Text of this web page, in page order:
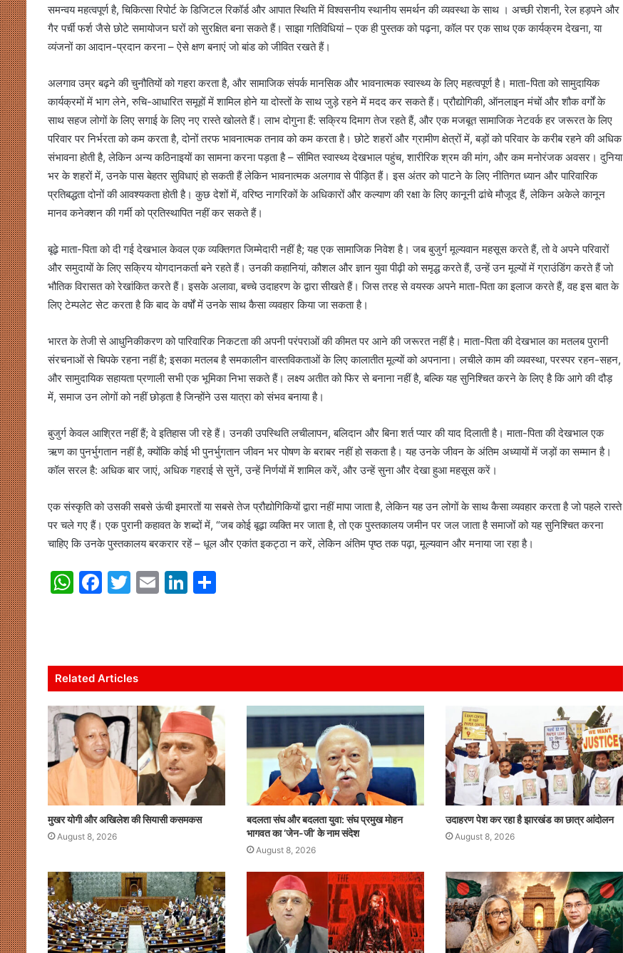
समन्वय महत्वपूर्ण है, चिकित्सा रिपोर्ट के डिजिटल रिकॉर्ड और आपात स्थिति में विश्वसनीय स्थानीय समर्थन की व्यवस्था के साथ । अच्छी रोशनी, रेल हड़पने और
गैर पर्ची फर्श जैसे छोटे समायोजन घरों को सुरक्षित बना सकते हैं। साझा गतिविधियां – एक ही पुस्तक को पढ़ना, कॉल पर एक साथ एक कार्यक्रम देखना, या
व्यंजनों का आदान-प्रदान करना – ऐसे क्षण बनाएं जो बांड को जीवित रखते हैं।
अलगाव उम्र बढ़ने की चुनौतियों को गहरा करता है, और सामाजिक संपर्क मानसिक और भावनात्मक स्वास्थ्य के लिए महत्वपूर्ण है। माता-पिता को सामुदायिक
कार्यक्रमों में भाग लेने, रुचि-आधारित समूहों में शामिल होने या दोस्तों के साथ जुड़े रहने में मदद कर सकते हैं। प्रौद्योगिकी, ऑनलाइन मंचों और शौक वर्गों के
साथ सहज लोगों के लिए सगाई के लिए नए रास्ते खोलते हैं। लाभ दोगुना हैं: सक्रिय दिमाग तेज रहते हैं, और एक मजबूत सामाजिक नेटवर्क हर जरूरत के लिए
परिवार पर निर्भरता को कम करता है, दोनों तरफ भावनात्मक तनाव को कम करता है। छोटे शहरों और ग्रामीण क्षेत्रों में, बड़ों को परिवार के करीब रहने की अधिक
संभावना होती है, लेकिन अन्य कठिनाइयों का सामना करना पड़ता है – सीमित स्वास्थ्य देखभाल पहुंच, शारीरिक श्रम की मांग, और कम मनोरंजक अवसर। दुनिया
भर के शहरों में, उनके पास बेहतर सुविधाएं हो सकती हैं लेकिन भावनात्मक अलगाव से पीड़ित हैं। इस अंतर को पाटने के लिए नीतिगत ध्यान और पारिवारिक
प्रतिबद्धता दोनों की आवश्यकता होती है। कुछ देशों में, वरिष्ठ नागरिकों के अधिकारों और कल्याण की रक्षा के लिए कानूनी ढांचे मौजूद हैं, लेकिन अकेले कानून
मानव कनेक्शन की गर्मी को प्रतिस्थापित नहीं कर सकते हैं।
बूढ़े माता-पिता को दी गई देखभाल केवल एक व्यक्तिगत जिम्मेदारी नहीं है; यह एक सामाजिक निवेश है। जब बुजुर्ग मूल्यवान महसूस करते हैं, तो वे अपने परिवारों
और समुदायों के लिए सक्रिय योगदानकर्ता बने रहते हैं। उनकी कहानियां, कौशल और ज्ञान युवा पीढ़ी को समृद्ध करते हैं, उन्हें उन मूल्यों में ग्राउंडिंग करते हैं जो
भौतिक विरासत को रेखांकित करते हैं। इसके अलावा, बच्चे उदाहरण के द्वारा सीखते हैं। जिस तरह से वयस्क अपने माता-पिता का इलाज करते हैं, वह इस बात के
लिए टेम्पलेट सेट करता है कि बाद के वर्षों में उनके साथ कैसा व्यवहार किया जा सकता है।
भारत के तेजी से आधुनिकीकरण को पारिवारिक निकटता की अपनी परंपराओं की कीमत पर आने की जरूरत नहीं है। माता-पिता की देखभाल का मतलब पुरानी
संरचनाओं से चिपके रहना नहीं है; इसका मतलब है समकालीन वास्तविकताओं के लिए कालातीत मूल्यों को अपनाना। लचीले काम की व्यवस्था, परस्पर रहन-सहन,
और सामुदायिक सहायता प्रणाली सभी एक भूमिका निभा सकते हैं। लक्ष्य अतीत को फिर से बनाना नहीं है, बल्कि यह सुनिश्चित करने के लिए है कि आगे की दौड़
में, समाज उन लोगों को नहीं छोड़ता है जिन्होंने उस यात्रा को संभव बनाया है।
बुजुर्ग केवल आश्रित नहीं हैं; वे इतिहास जी रहे हैं। उनकी उपस्थिति लचीलापन, बलिदान और बिना शर्त प्यार की याद दिलाती है। माता-पिता की देखभाल एक
ऋण का पुनर्भुगतान नहीं है, क्योंकि कोई भी पुनर्भुगतान जीवन भर पोषण के बराबर नहीं हो सकता है। यह उनके जीवन के अंतिम अध्यायों में जड़ों का सम्मान है।
कॉल सरल है: अधिक बार जाएं, अधिक गहराई से सुनें, उन्हें निर्णयों में शामिल करें, और उन्हें सुना और देखा हुआ महसूस करें।
एक संस्कृति को उसकी सबसे ऊंची इमारतों या सबसे तेज प्रौद्योगिकियों द्वारा नहीं मापा जाता है, लेकिन यह उन लोगों के साथ कैसा व्यवहार करता है जो पहले रास्ते
पर चले गए हैं। एक पुरानी कहावत के शब्दों में, “जब कोई बूढ़ा व्यक्ति मर जाता है, तो एक पुस्तकालय जमीन पर जल जाता है समाजों को यह सुनिश्चित करना
चाहिए कि उनके पुस्तकालय बरकरार रहें – धूल और एकांत इकट्ठा न करें, लेकिन अंतिम पृष्ठ तक पढ़ा, मूल्यवान और मनाया जा रहा है।
W
A
p
p
F
b
o
o
k
T
E
Li
dI
n
Related Articles
मुखर योगी और अखिलेश की सियासी कसमकस
August 8, 2026
बदलता संघ और बदलता युवा: संघ प्रमुख मोहन
भागवत का ‘जेन-जी’ के नाम संदेश
August 8, 2026
उदाहरण पेश कर रहा है झारखंड का छात्र आंदोलन
August 8, 2026
मुखर
बदलता